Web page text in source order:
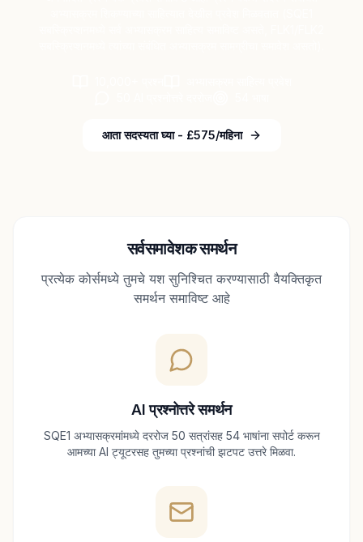
आता सदस्यता घ्या - £575/महिना
सर्वसमावेशक समर्थन
प्रत्येक कोर्समध्ये तुमचे यश सुनिश्चित करण्यासाठी वैयक्तिकृत
समर्थन समाविष्ट आहे
AI प्रश्नोत्तरे समर्थन
SQE1 अभ्यासक्रमांमध्ये दररोज 50 सत्रांसह 54 भाषांना सपोर्ट करून
आमच्या AI ट्यूटरसह तुमच्या प्रश्नांची झटपट उत्तरे मिळवा.